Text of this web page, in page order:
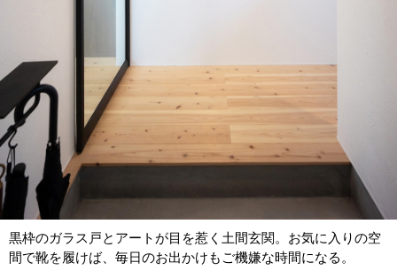
黒枠のガラス戸とアートが目を惹く土間玄関。お気に入りの空
間で靴を履けば、毎日のお出かけもご機嫌な時間になる。